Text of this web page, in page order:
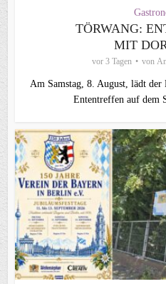
TÖRWANG:
MIT
vor 3 Tagen von
Am Samstag, 8. August, lädt
Ententreffen auf dem